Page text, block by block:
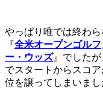
やっぱり唯では終わら
『全米オープンゴルフ
ー・ウッズ』でした
でスタートからスコア
位を譲ってしまいまし